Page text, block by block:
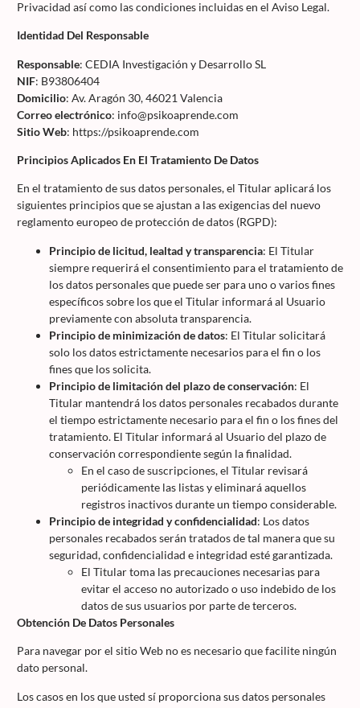
Privacidad así como las condiciones incluidas en el Aviso Legal.
Identidad Del Responsable
Responsable: CEDIA Investigación y Desarrollo SL
NIF: B93806404
Domicilio: Av. Aragón 30, 46021 Valencia
Correo electrónico: info@psikoaprende.com
Sitio Web: https://psikoaprende.com
Principios Aplicados En El Tratamiento De Datos
En el tratamiento de sus datos personales, el Titular aplicará los
siguientes principios que se ajustan a las exigencias del nuevo
reglamento europeo de protección de datos (RGPD):
Principio de licitud, lealtad y transparencia: El Titular
siempre requerirá el consentimiento para el tratamiento de
los datos personales que puede ser para uno o varios fines
específicos sobre los que el Titular informará al Usuario
previamente con absoluta transparencia.
Principio de minimización de datos: El Titular solicitará
solo los datos estrictamente necesarios para el fin o los
fines que los solicita.
Principio de limitación del plazo de conservación: El
Titular mantendrá los datos personales recabados durante
el tiempo estrictamente necesario para el fin o los fines del
tratamiento. El Titular informará al Usuario del plazo de
conservación correspondiente según la finalidad.
En el caso de suscripciones, el Titular revisará
periódicamente las listas y eliminará aquellos
registros inactivos durante un tiempo considerable.
Principio de integridad y confidencialidad: Los datos
personales recabados serán tratados de tal manera que su
seguridad, confidencialidad e integridad esté garantizada.
El Titular toma las precauciones necesarias para
evitar el acceso no autorizado o uso indebido de los
datos de sus usuarios por parte de terceros.
Obtención De Datos Personales
Para navegar por el sitio Web no es necesario que facilite ningún
dato personal.
Los casos en los que usted sí proporciona sus datos personales